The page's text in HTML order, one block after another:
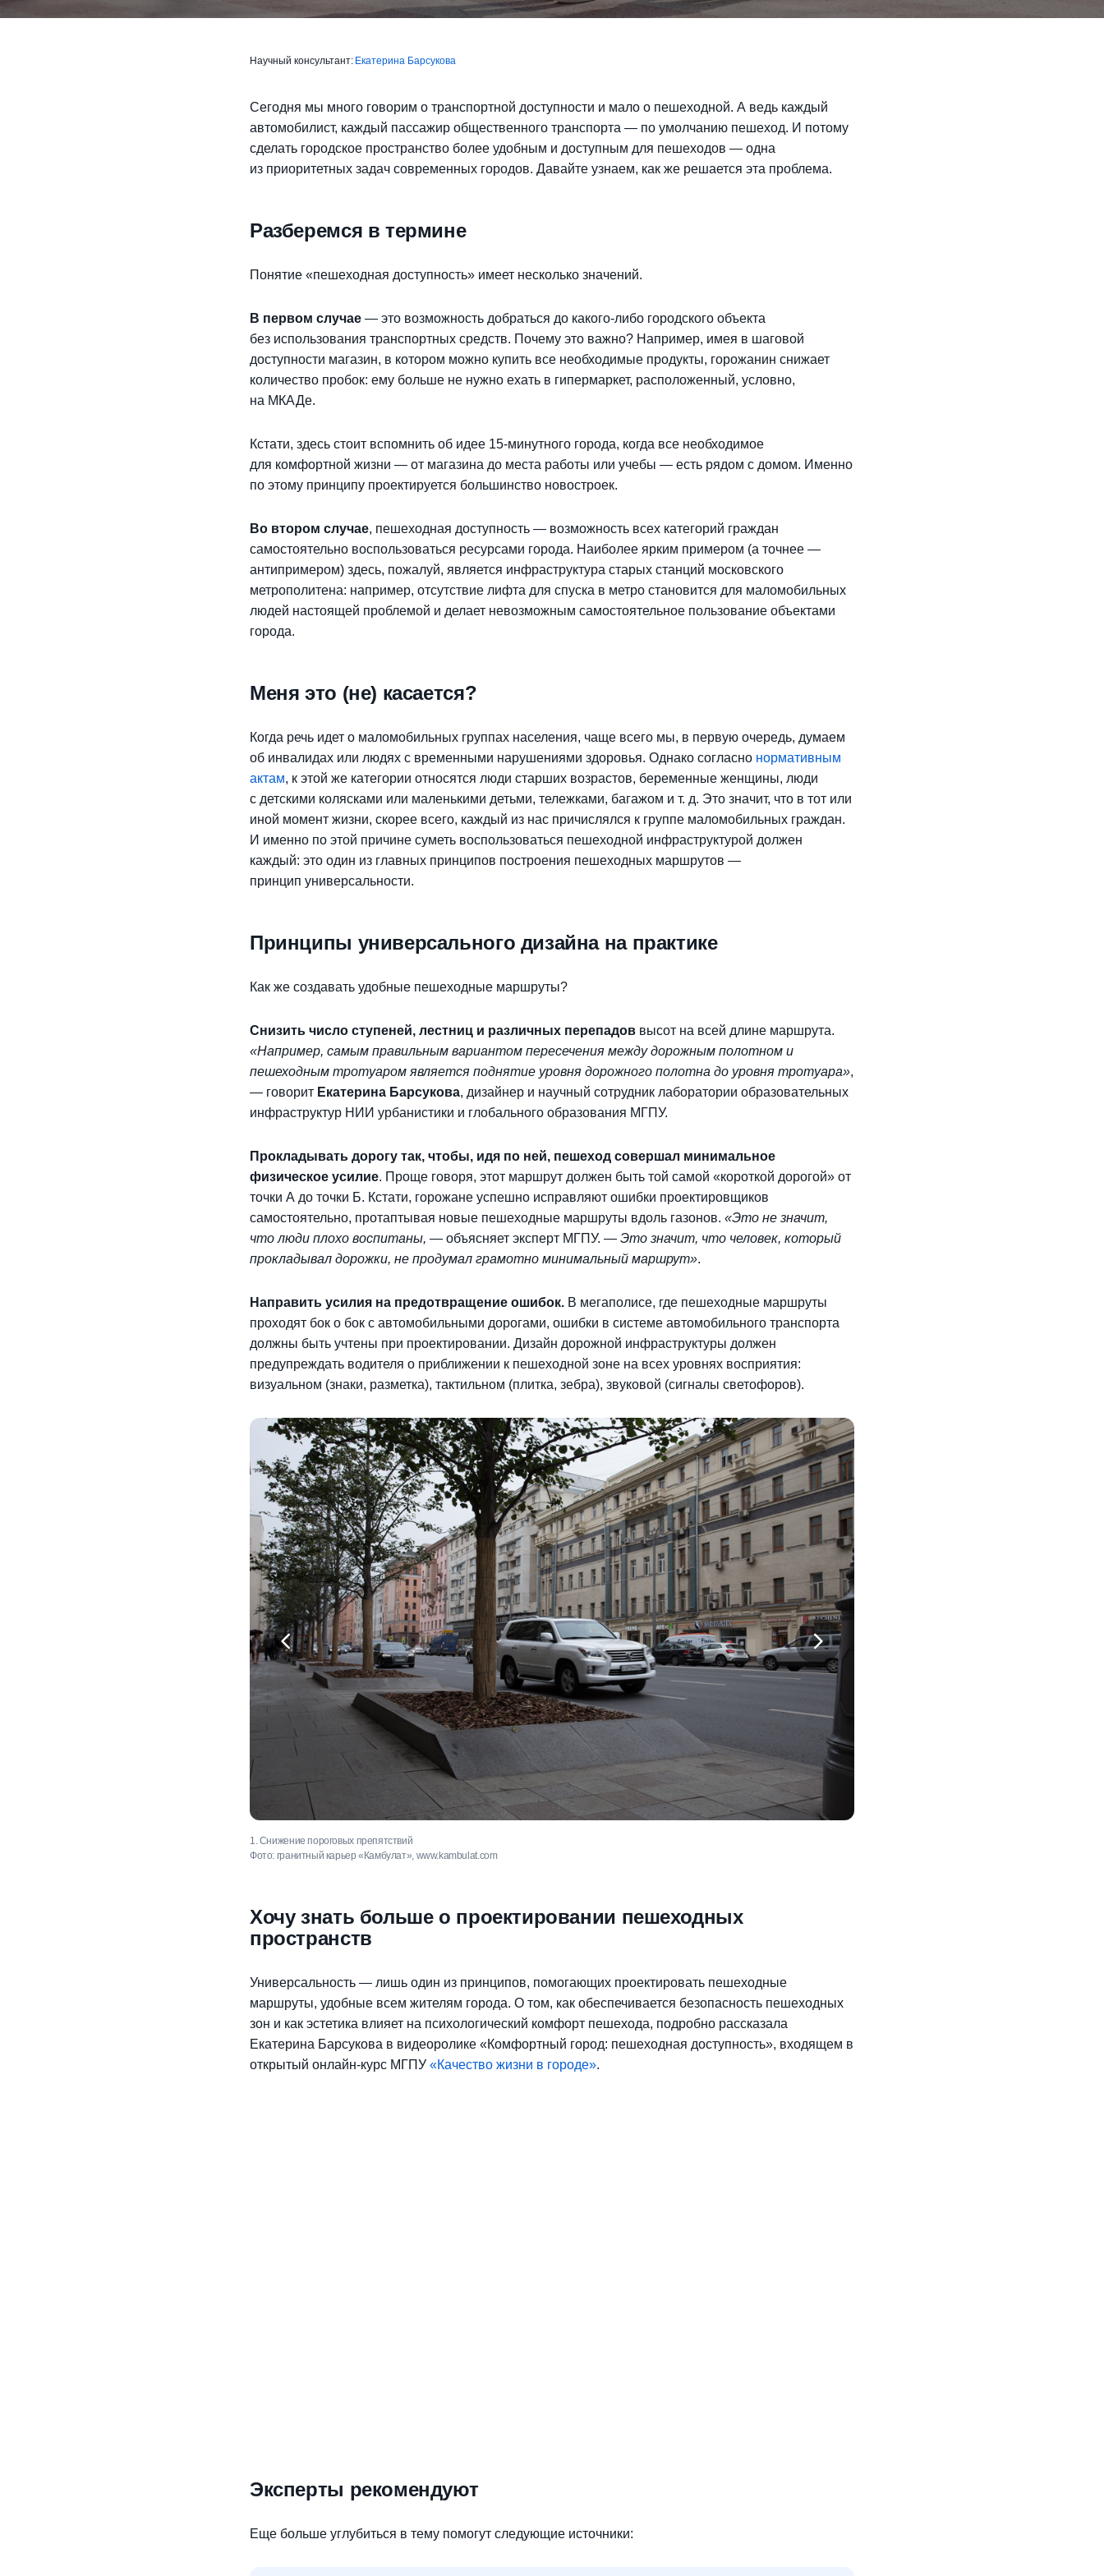
Научный консультант: Екатерина Барсукова
Сегодня мы много говорим о транспортной доступности и мало о пешеходной. А ведь каждый
автомобилист, каждый пассажир общественного транспорта — по умолчанию пешеход. И потому
сделать городское пространство более удобным и доступным для пешеходов — одна
из приоритетных задач современных городов. Давайте узнаем, как же решается эта проблема.
Разберемся в термине
Понятие «пешеходная доступность» имеет несколько значений.
В первом случае — это возможность добраться до какого-либо городского объекта
без использования транспортных средств. Почему это важно? Например, имея в шаговой
доступности магазин, в котором можно купить все необходимые продукты, горожанин снижает
количество пробок: ему больше не нужно ехать в гипермаркет, расположенный, условно,
на МКАДе.
Кстати, здесь стоит вспомнить об идее 15-минутного города, когда все необходимое
для комфортной жизни — от магазина до места работы или учебы — есть рядом с домом. Именно
по этому принципу проектируется большинство новостроек.
Во втором случае, пешеходная доступность — возможность всех категорий граждан
самостоятельно воспользоваться ресурсами города. Наиболее ярким примером (а точнее —
антипримером) здесь, пожалуй, является инфраструктура старых станций московского
метрополитена: например, отсутствие лифта для спуска в метро становится для маломобильных
людей настоящей проблемой и делает невозможным самостоятельное пользование объектами
города.
Меня это (не) касается?
Когда речь идет о маломобильных группах населения, чаще всего мы, в первую очередь, думаем
об инвалидах или людях с временными нарушениями здоровья. Однако согласно нормативным
актам, к этой же категории относятся люди старших возрастов, беременные женщины, люди
с детскими колясками или маленькими детьми, тележками, багажом и т. д. Это значит, что в тот или
иной момент жизни, скорее всего, каждый из нас причислялся к группе маломобильных граждан.
И именно по этой причине суметь воспользоваться пешеходной инфраструктурой должен
каждый: это один из главных принципов построения пешеходных маршрутов —
принцип универсальности.
Принципы универсального дизайна на практике
Как же создавать удобные пешеходные маршруты?
Снизить число ступеней, лестниц и различных перепадов высот на всей длине маршрута.
«Например, самым правильным вариантом пересечения между дорожным полотном и
пешеходным тротуаром является поднятие уровня дорожного полотна до уровня тротуара»,
— говорит Екатерина Барсукова, дизайнер и научный сотрудник лаборатории образовательных
инфраструктур НИИ урбанистики и глобального образования МГПУ.
Прокладывать дорогу так, чтобы, идя по ней, пешеход совершал минимальное
физическое усилие. Проще говоря, этот маршрут должен быть той самой «короткой дорогой» от
точки А до точки Б. Кстати, горожане успешно исправляют ошибки проектировщиков
самостоятельно, протаптывая новые пешеходные маршруты вдоль газонов. «Это не значит,
что люди плохо воспитаны, — объясняет эксперт МГПУ. — Это значит, что человек, который
прокладывал дорожки, не продумал грамотно минимальный маршрут».
Направить усилия на предотвращение ошибок. В мегаполисе, где пешеходные маршруты
проходят бок о бок с автомобильными дорогами, ошибки в системе автомобильного транспорта
должны быть учтены при проектировании. Дизайн дорожной инфраструктуры должен
предупреждать водителя о приближении к пешеходной зоне на всех уровнях восприятия:
визуальном (знаки, разметка), тактильном (плитка, зебра), звуковой (сигналы светофоров).
1. Снижение пороговых препятствий
Фото: гранитный карьер «Камбулат», www.kambulat.com
2. Минимизация физических усилий
Фото: Spacedrone808, www.freepik.com
3. Обозначение приближения к пешеходному переходу
Фото: Александр Артеменков / ТАСС, www.autonews.ru
Хочу знать больше о проектировании пешеходных
пространств
Универсальность — лишь один из принципов, помогающих проектировать пешеходные
маршруты, удобные всем жителям города. О том, как обеспечивается безопасность пешеходных
зон и как эстетика влияет на психологический комфорт пешехода, подробно рассказала
Екатерина Барсукова в видеоролике «Комфортный город: пешеходная доступность», входящем в
открытый онлайн-курс МГПУ «Качество жизни в городе».
Эксперты рекомендуют
Еще больше углубиться в тему помогут следующие источники: